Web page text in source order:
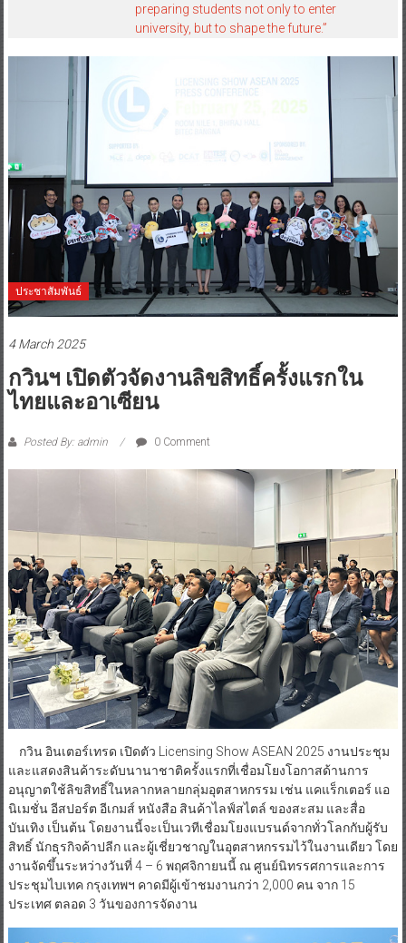
preparing students not only to enter
university, but to shape the future.”
ประชาสัมพันธ์
4 March 2025
กวินฯ เปิดตัวจัดงานลิขสิทธิ์ครั้งแรกใน
ไทยและอาเซียน
Posted By: admin 0 Comment
กวิน อินเตอร์เทรด เปิดตัว Licensing Show ASEAN 2025 งานประชุม
และแสดงสินค้าระดับนานาชาติครั้งแรกที่เชื่อมโยงโอกาสด้านการ
อนุญาตใช้ลิขสิทธิ์ในหลากหลายกลุ่มอุตสาหกรรม เช่น แคแร็กเตอร์ แอ
นิเมชั่น อีสปอร์ต อีเกมส์ หนังสือ สินค้าไลฟ์สไตล์ ของสะสม และสื่อ
บันเทิง เป็นต้น โดยงานนี้จะเป็นเวทีเชื่อมโยงแบรนด์จากทั่วโลกกับผู้รับ
สิทธิ์ นักธุรกิจค้าปลีก และผู้เชี่ยวชาญในอุตสาหกรรมไว้ในงานเดียว โดย
งานจัดขึ้นระหว่างวันที่ 4 – 6 พฤศจิกายนนี้ ณ ศูนย์นิทรรศการและการ
ประชุมไบเทค กรุงเทพฯ คาดมีผู้เข้าชมงานกว่า 2,000 คน จาก 15
ประเทศ ตลอด 3 วันของการจัดงาน